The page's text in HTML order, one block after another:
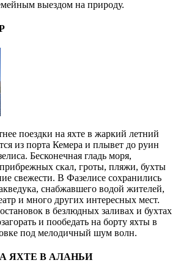
выездом на природу.
поездки на яхте в жаркий летний
из порта Кемера и плывет до руин
Бесконечная гладь моря,
скал, гроты, пляжи, бухты
свежести. В Фазелисе сохранились
снабжавшего водой жителей,
и много других интересных мест.
в безлюдных заливах и бухтах
и пообедать на борту яхты в
под мелодичный шум волн.
ЯХТЕ В АЛАНЬИ